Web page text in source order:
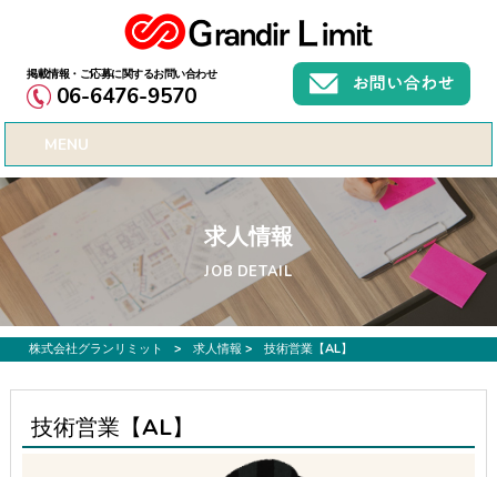
06-6476-9570
MENU
求人情報
JOB DETAIL
株式会社グランリミット > 求人情報 > 技術営業【AL】
技術営業【AL】